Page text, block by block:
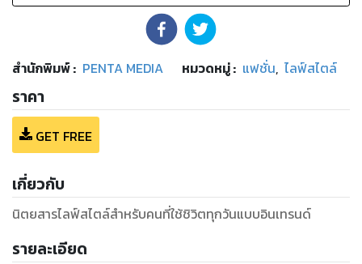
สำนักพิมพ์: PENTA MEDIA หมวดหมู่: แฟชั่น, ไลฟ์สไตล์
ราคา
GET FREE
เกี่ยวกับ
นิตยสารไลฟ์สไตล์สําหรับคนที่ใช้ชิวิตทุกวันแบบอินเทรนด์
รายละเอียด